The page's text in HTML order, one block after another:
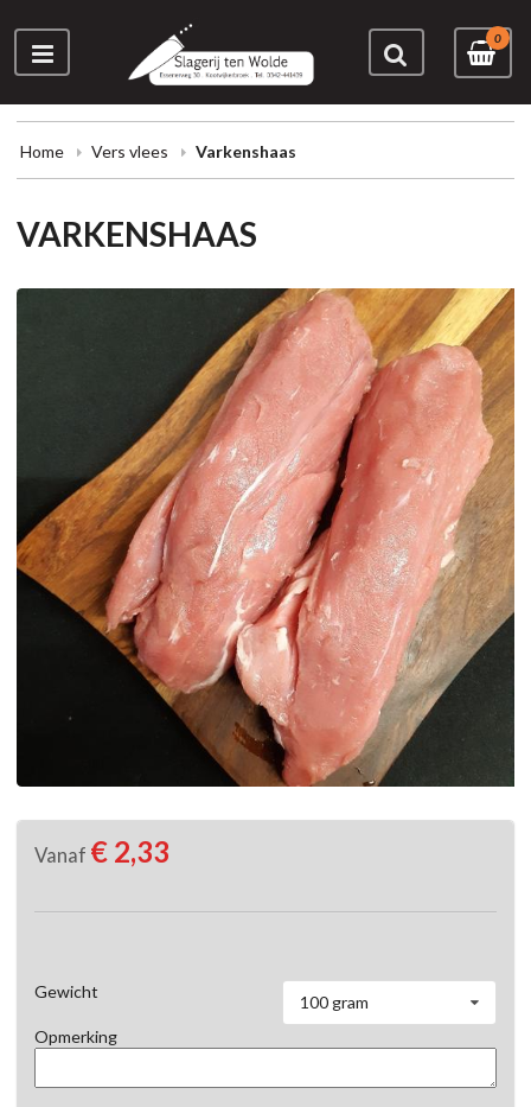
0
Home Vers vlees Varkenshaas
VARKENSHAAS
Vanaf € 2,33
Gewicht
100 gram
Opmerking